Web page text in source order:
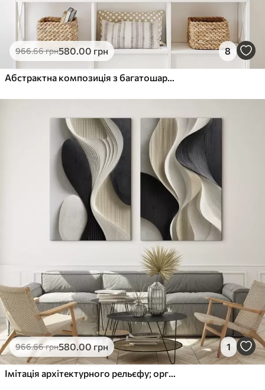
966.66грн580.00 грн 8
Абстрактна композиція з багатошарових форм, схожих на пелюстки, з витонченими, плавними лініями
966.66грн580.00 грн 1
Імітація архітектурного рельєфу; органічна абстрактна геометрія.